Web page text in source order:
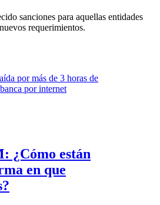
sanciones para aquellas entidades
requerimientos.
¿Cómo están
en que